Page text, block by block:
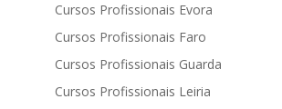
Cursos Profissionais Evora
Cursos Profissionais Faro
Cursos Profissionais Guarda
Cursos Profissionais Leiria